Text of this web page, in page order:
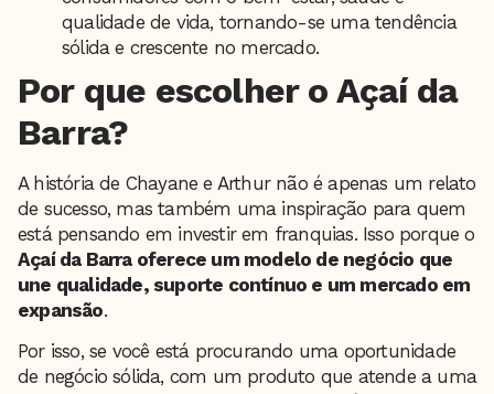
qualidade de vida, tornando-se uma tendência
sólida e crescente no mercado.
Por que escolher o Açaí da
Barra?
A história de Chayane e Arthur não é apenas um relato
de sucesso, mas também uma inspiração para quem
está pensando em investir em franquias. Isso porque o
Açaí da Barra oferece um modelo de negócio que
une qualidade, suporte contínuo e um mercado em
expansão.
Por isso, se você está procurando uma oportunidade
de negócio sólida, com um produto que atende a uma